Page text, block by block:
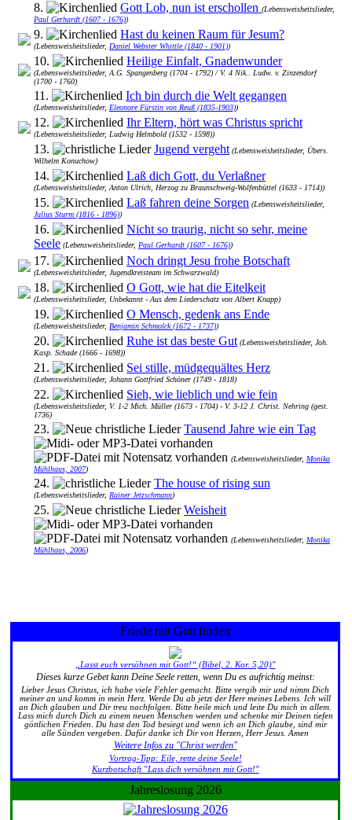
8. Gott Lob, nun ist erschollen (Lebensweisheitslieder,
Paul Gerhardt (1607 - 1676))
9. Hast du keinen Raum für Jesum?
(Lebensweisheitslieder, Daniel Webster Whittle (1840 - 1901))
10. Heilige Einfalt, Gnadenwunder
(Lebensweisheitslieder, A.G. Spangenberg (1704 - 1792) / V. 4 Nik.. Ludw. v. Zinzendorf
(1700 - 1760)
11. Ich bin durch die Welt gegangen
(Lebensweisheitslieder, Eleonore Fürstin von Reuß (1835-1903))
12. Ihr Eltern, hört was Christus spricht
(Lebensweisheitslieder, Ludwig Helmbold (1532 - 1598))
13. Jugend vergeht (Lebensweisheitslieder, Übers.
Wilhelm Konuchow)
14. Laß dich Gott, du Verlaßner
(Lebensweisheitslieder, Anton Ulrich, Herzog zu Braunschweig-Wolfenbüttel (1633 - 1714))
15. Laß fahren deine Sorgen (Lebensweisheitslieder,
Julius Sturm (1816 - 1896))
16.
Nicht so traurig, nicht so sehr, meine
Seele (Lebensweisheitslieder, Paul Gerhardt (1607 - 1676))
17. Noch dringt Jesu frohe Botschaft
(Lebensweisheitslieder, Jugendkreisteam im Schwarzwald)
18. O Gott, wie hat die Eitelkeit
(Lebensweisheitslieder, Unbekannt - Aus dem Liederschatz von Albert Knapp)
19. O Mensch, gedenk ans Ende
(Lebensweisheitslieder, Benjamin Schmolck (1672 - 1737))
20. Ruhe ist das beste Gut (Lebensweisheitslieder, Joh.
Kasp. Schade (1666 - 1698))
21. Sei stille, müdgequältes Herz
(Lebensweisheitslieder, Johann Gottfried Schöner (1749 - 1818)
22. Sieh, wie lieblich und wie fein
(Lebensweisheitslieder, V. 1-2 Mich. Müller (1673 - 1704) - V. 3-12 J. Christ. Nehring (gest.
1736)
23. Tausend Jahre wie ein Tag
(Lebensweisheitslieder, Monika
Mühlhaus, 2007)
24. The house of rising sun
(Lebensweisheitslieder, Rainer Jetzschmann)
25. Weisheit
(Lebensweisheitslieder, Monika
Mühlhaus, 2006)
Friede mit Gott finden
„Lasst euch versöhnen mit Gott!“ (Bibel, 2. Kor. 5,20)"
Dieses kurze Gebet kann Deine Seele retten, wenn Du es aufrichtig meinst:
Lieber Jesus Christus, ich habe viele Fehler gemacht. Bitte vergib mir und nimm Dich
meiner an und komm in mein Herz. Werde Du ab jetzt der Herr meines Lebens. Ich will
an Dich glauben und Dir treu nachfolgen. Bitte heile mich und leite Du mich in allem.
Lass mich durch Dich zu einem neuen Menschen werden und schenke mir Deinen tiefen
göttlichen Frieden. Du hast den Tod besiegt und wenn ich an Dich glaube, sind mir
alle Sünden vergeben. Dafür danke ich Dir von Herzen, Herr Jesus. Amen
Weitere Infos zu "Christ werden"
Vortrag-Tipp: Eile, rette deine Seele!
Kurzbotschaft "Lass dich versöhnen mit Gott!"
Jahreslosung 2026